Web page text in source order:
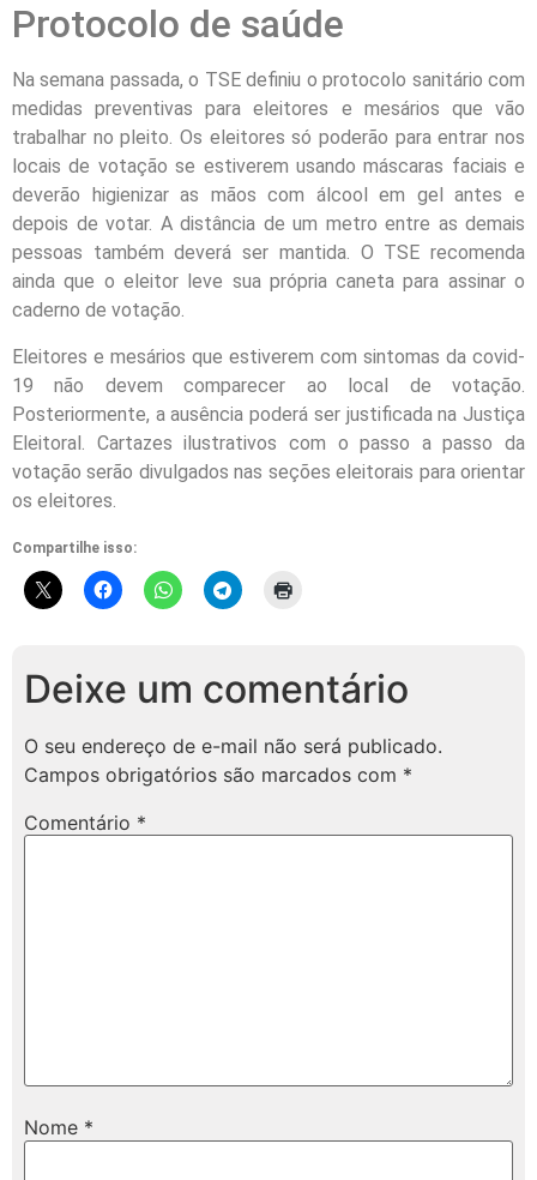
Protocolo de saúde
Na semana passada, o TSE definiu o protocolo sanitário com
medidas preventivas para eleitores e mesários que vão
trabalhar no pleito. Os eleitores só poderão para entrar nos
locais de votação se estiverem usando máscaras faciais e
deverão higienizar as mãos com álcool em gel antes e
depois de votar. A distância de um metro entre as demais
pessoas também deverá ser mantida. O TSE recomenda
ainda que o eleitor leve sua própria caneta para assinar o
caderno de votação.
Eleitores e mesários que estiverem com sintomas da covid-
19 não devem comparecer ao local de votação.
Posteriormente, a ausência poderá ser justificada na Justiça
Eleitoral. Cartazes ilustrativos com o passo a passo da
votação serão divulgados nas seções eleitorais para orientar
os eleitores.
Compartilhe isso:
Deixe um comentário
O seu endereço de e-mail não será publicado.
Campos obrigatórios são marcados com *
Comentário *
Nome *